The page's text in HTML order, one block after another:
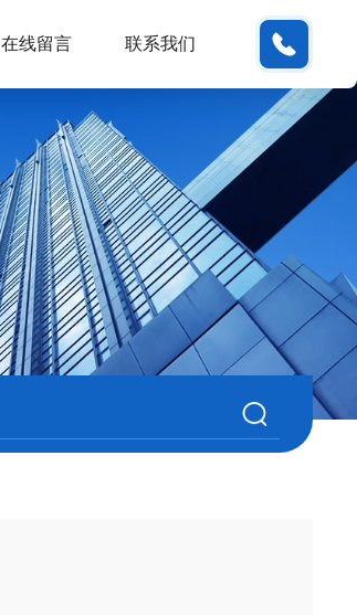
在线留言 联系我们